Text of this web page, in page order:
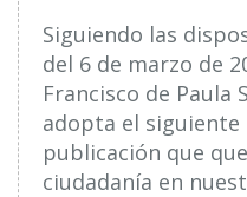
Siguiendo las
del 6 de marzo de
Francisco de Paula
adopta el siguiente
publicación que
ciudadanía en